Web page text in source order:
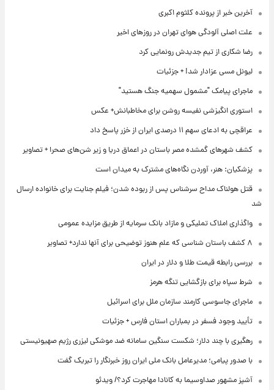
آخرین خبر از پرونده کلثوم اکبری
علت اصلی آلودگی هوای تهران در روزهای اخیر
رضا شکاری از تیم جدیدش رونمایی کرد
لیونل مسی عزادار شد! + جزئیات
ماجرای پیامک "مشمول سهمیه جنگ هستید"
استوری انگیزشی نفیسه روشن برای مخاطبانش+ عکس
عراقچی به ادعای سهم ۱۱ درصدی ایران از خزر پاسخ داد
کشف شهرهای گمشده مصر باستان در اعماق دریا و زیر شن‌های صحرا + تصاویر
پزشکیان: هنر، آوردن نگاه‌های مشترک به میدان است
قتل هولناک مداح سرشناس پس از ربوده شدن؛ فیلم جنایت برای خانواده ارسال
شد
واگذاری املاک تملیکی و مازاد بانک سرمایه از طریق مزایده عمومی
۸ کشف باستان شناسی که علم هنوز توضیحی برای آنها ندارد+ تصاویر
بررسی رابطه قیمت طلا و دلار در ایران
شرط سپاه برای بازگشایی تنگه هرمز
ماجرای جاسوسی کارمند سازمان ملل برای اسرائیل
تأیید وجود فسفر در بمباران استان فارس + جزئیات
رهگیری با چند دلار؛ شکست سنگین سامانه ضد موشکی لیزری رژیم صهیونیستی
با صدور پیامی؛ مدیرعامل بانک ملی ایران روز خبرنگار را تبریک گفت
آشپز مشهور صداوسیما به کانادا مهاجرت کرد؟/ ویدئو